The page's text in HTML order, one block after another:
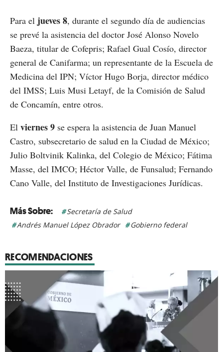
Para el jueves 8, durante el segundo día de audiencias
se prevé la asistencia del doctor José Alonso Novelo
Baeza, titular de Cofepris; Rafael Gual Cosío, director
general de Canifarma; un representante de la Escuela de
Medicina del IPN; Víctor Hugo Borja, director médico
del IMSS; Luis Musi Letayf, de la Comisión de Salud
de Concamín, entre otros.
El viernes 9 se espera la asistencia de Juan Manuel
Castro, subsecretario de salud en la Ciudad de México;
Julio Boltvinik Kalinka, del Colegio de México; Fátima
Masse, del IMCO; Héctor Valle, de Funsalud; Fernando
Cano Valle, del Instituto de Investigaciones Jurídicas.
Secretaría de Salud
Andrés Manuel López Obrador
Gobierno federal
RECOMENDACIONES